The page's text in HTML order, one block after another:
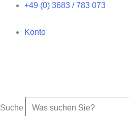
springen
+49 (0) 3683 / 783 073
Konto
Suche